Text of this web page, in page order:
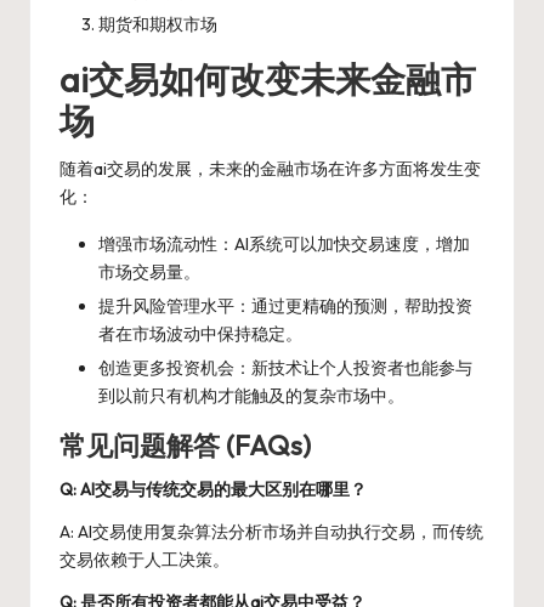
期货和期权市场
ai交易如何改变未来金融市
场
随着ai交易的发展，未来的金融市场在许多方面将发生变
化：
增强市场流动性：AI系统可以加快交易速度，增加
市场交易量。
提升风险管理水平：通过更精确的预测，帮助投资
者在市场波动中保持稳定。
创造更多投资机会：新技术让个人投资者也能参与
到以前只有机构才能触及的复杂市场中。
常见问题解答 (FAQs)
Q: AI交易与传统交易的最大区别在哪里？
A: AI交易使用复杂算法分析市场并自动执行交易，而传统
交易依赖于人工决策。
Q: 是否所有投资者都能从ai交易中受益？